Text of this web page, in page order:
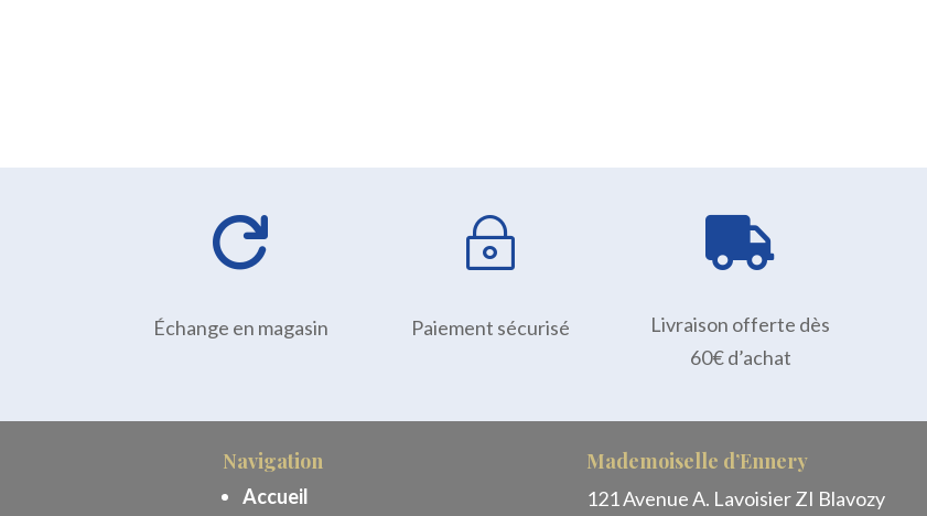

Échange en magasin
~
Paiement sécurisé

Livraison offerte dès
60€ d’achat
Navigation
Accueil
Mademoiselle d’Ennery
121 Avenue A. Lavoisier ZI Blavozy